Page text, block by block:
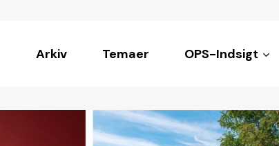
Arkiv Temaer OPS-Indsigt